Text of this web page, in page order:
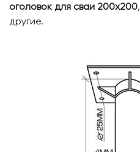
оголовок для сваи 200х200,
другие.